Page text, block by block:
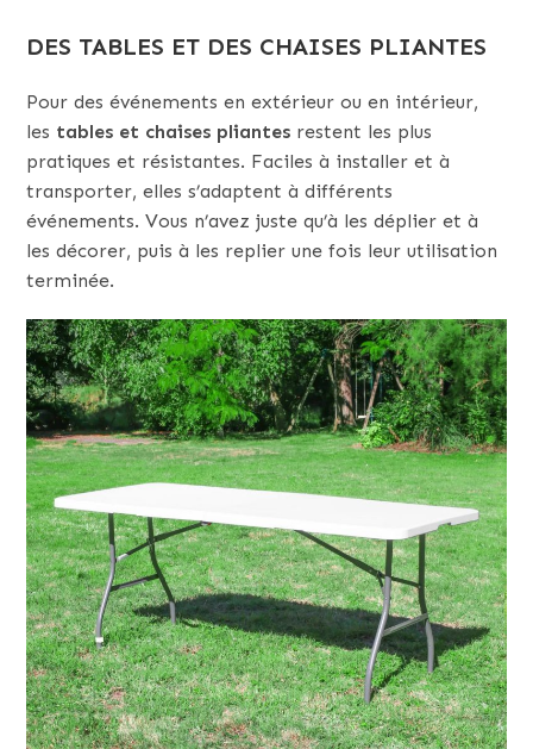
DES TABLES ET DES CHAISES PLIANTES
Pour des événements en extérieur ou en intérieur,
les tables et chaises pliantes restent les plus
pratiques et résistantes. Faciles à installer et à
transporter, elles s’adaptent à différents
événements. Vous n’avez juste qu’à les déplier et à
les décorer, puis à les replier une fois leur utilisation
terminée.